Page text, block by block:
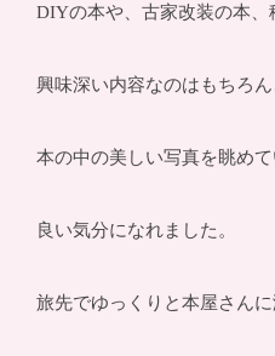
DIYの本や、古家改装の本、
興味深い内容なのはもちろん
本の中の美しい写真を眺め
良い気分になれました。
旅先でゆっくりと本屋さんに